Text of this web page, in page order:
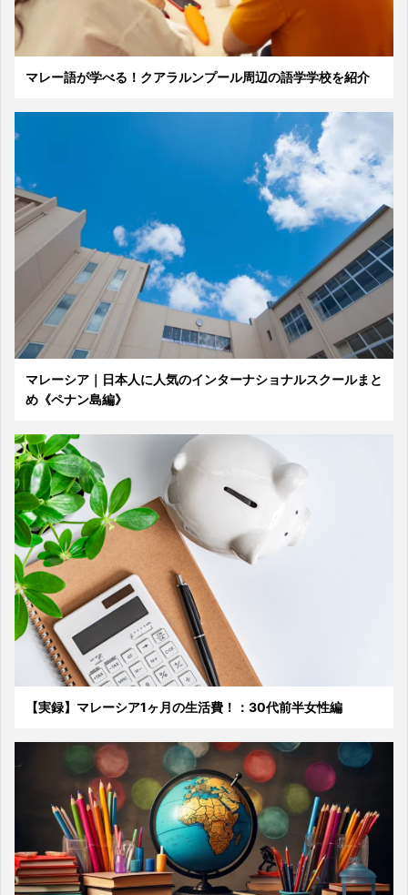
マレー語が学べる！クアラルンプール周辺の語学学校を紹介
マレーシア｜日本人に人気のインターナショナルスクールまと
め《ペナン島編》
【実録】マレーシア1ヶ月の生活費！：30代前半女性編